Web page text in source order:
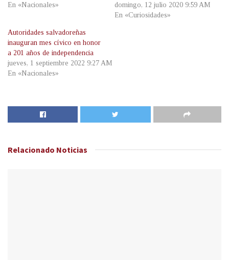
En «Nacionales»
domingo, 12 julio 2020 9:59 AM
En «Curiosidades»
Autoridades salvadoreñas
inauguran mes cívico en honor
a 201 años de independencia
jueves, 1 septiembre 2022 9:27 AM
En «Nacionales»
Relacionado Noticias